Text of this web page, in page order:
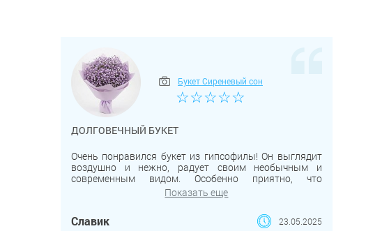
Букет Сиреневый сон
☆☆☆☆☆
ДОЛГОВЕЧНЫЙ БУКЕТ
Очень понравился букет из гипсофилы! Он выглядит
воздушно и нежно, радует своим необычным и
современным видом. Особенно приятно, что
гипсофила отлично сохраняется в качестве сухоцвета
— букет не теряет привлекательности со временем и
долго украшает интерьер. Это отличный вариант для
тех, кто хочет подарить что-то оригинальное и
Показать еще
Славик 23.05.2025